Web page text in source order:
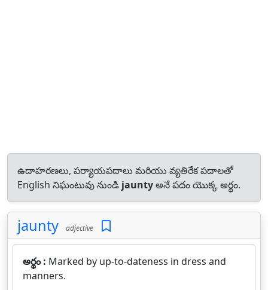
ఉదాహరణలు, పర్యాయపదాలు మరియు వ్యతిరేక పదాలతో
English నిఘంటువు నుండి jauntyఅనే పదం యొక్క అర్థం.
jaunty adjective
అర్థం : Marked by up-to-dateness in dress and
manners.